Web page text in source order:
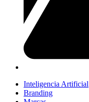
Inteligencia Artificial
Branding